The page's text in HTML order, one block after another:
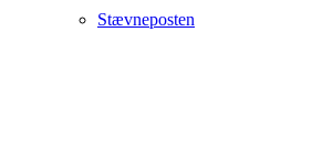
Stævneposten